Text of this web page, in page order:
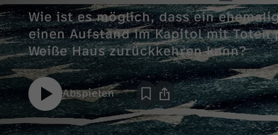
Wie ist es möglich, dass ein
einen Aufstand im Kapitol mit
Weiße Haus zurückkehren kann?
Abspielen